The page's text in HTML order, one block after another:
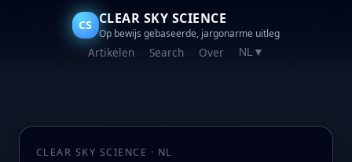
CS CLEAR SKY SCIENCE
Op bewijs gebaseerde, jargonarme uitleg
Artikelen Search Over NL ▼
CLEAR SKY SCIENCE · NL